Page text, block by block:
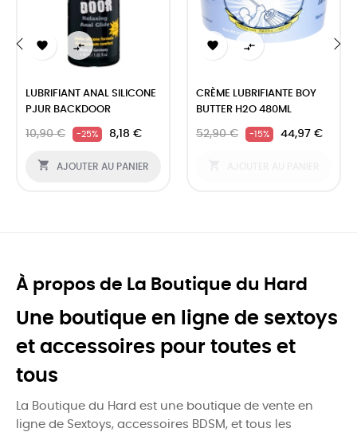
 
LUBRIFIANT ANAL SILICONE
PJUR BACKDOOR
10,90 € -25% 8,18 €
 AJOUTER AU PANIER
 
CRÈME LUBRIFIANTE BOY
BUTTER H2O 480ML
52,90 € -15% 44,97 €
À propos de La Boutique du Hard
Une boutique en ligne de sextoys
et accessoires pour toutes et
tous
La Boutique du Hard est une boutique de vente en
ligne de Sextoys, accessoires BDSM, et tous les